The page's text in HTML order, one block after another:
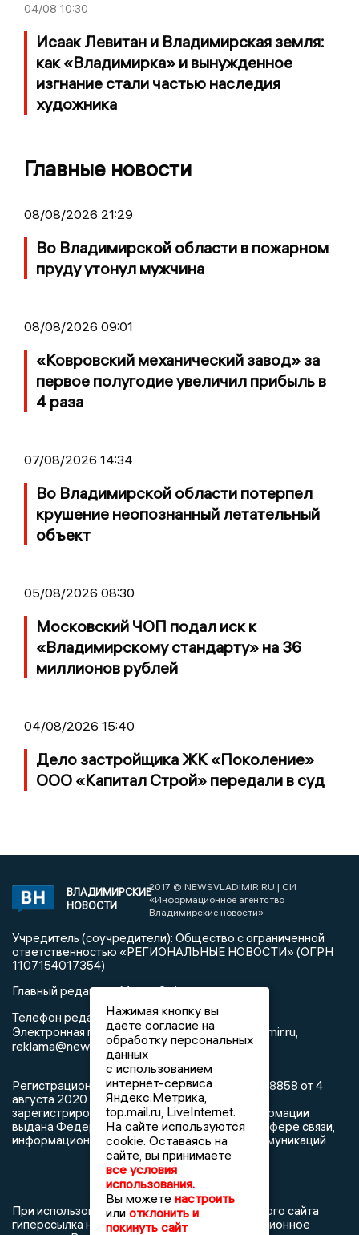
04/08 10:30
Исаак Левитан и Владимирская земля:
как «Владимирка» и вынужденное
изгнание стали частью наследия
художника
Главные новости
08/08/2026 21:29
Во Владимирской области в пожарном
пруду утонул мужчина
08/08/2026 09:01
«Ковровский механический завод» за
первое полугодие увеличил прибыль в
4 раза
07/08/2026 14:34
Во Владимирской области потерпел
крушение неопознанный летательный
объект
05/08/2026 08:30
Московский ЧОП подал иск к
«Владимирскому стандарту» на 36
миллионов рублей
04/08/2026 15:40
Дело застройщика ЖК «Поколение»
ООО «Капитал Строй» передали в суд
ВЛАДИМИРСКИЕ
НОВОСТИ
2017 © NEWSVLADIMIR.RU | СИ
«Информационное агентство
Владимирские новости»
Учредитель (соучредители): Общество с ограниченной
ответственностью «РЕГИОНАЛЬНЫЕ НОВОСТИ» (ОГРН
1107154017354)
Главный редактор: Мазов С. А.
Телефон редакции:8 (4922) 666916
Электронная почта редакции:info@newsvladimir.ru
reklama@newsvladimir.ru
Регистрационный номер: серия Эл № ФС77-78858 от 4
августа 2020 г. согласно выписке из реестра
зарегистрированных средств массовой информации
выдана Федеральной службой по надзору в сфере связи,
информационных технологий и массовых коммуникаций
При использовании любого материала с данного сайта
гиперссылка на Сетевое издание «Информационное
Нажимая кнопку вы
даете согласие на
обработку персональных
данных
с использованием
интернет-сервиса
Яндекс.Метрика,
top.mail.ru, LiveInternet.
На сайте используются
cookie. Оставаясь на
сайте, вы принимаете
все условия
использования.
Вы можете настроить
или отклонить и
покинуть сайт